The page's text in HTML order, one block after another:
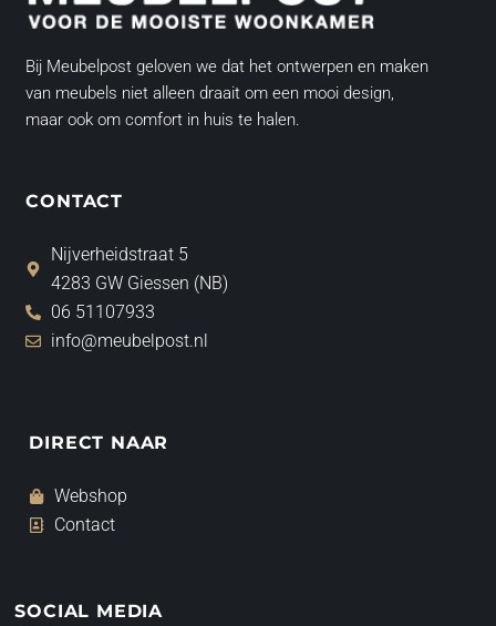
Bij Meubelpost geloven we dat het ontwerpen en maken
van meubels niet alleen draait om een mooi design,
maar ook om comfort in huis te halen.
CONTACT
Nijverheidstraat 5
4283 GW Giessen (NB)
06 51107933
info@meubelpost.nl
DIRECT NAAR
Webshop
Contact
SOCIAL MEDIA